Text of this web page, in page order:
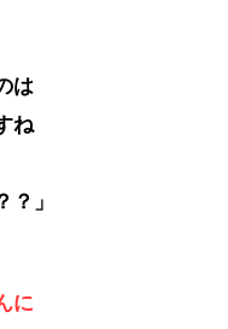
は
ね
」
に